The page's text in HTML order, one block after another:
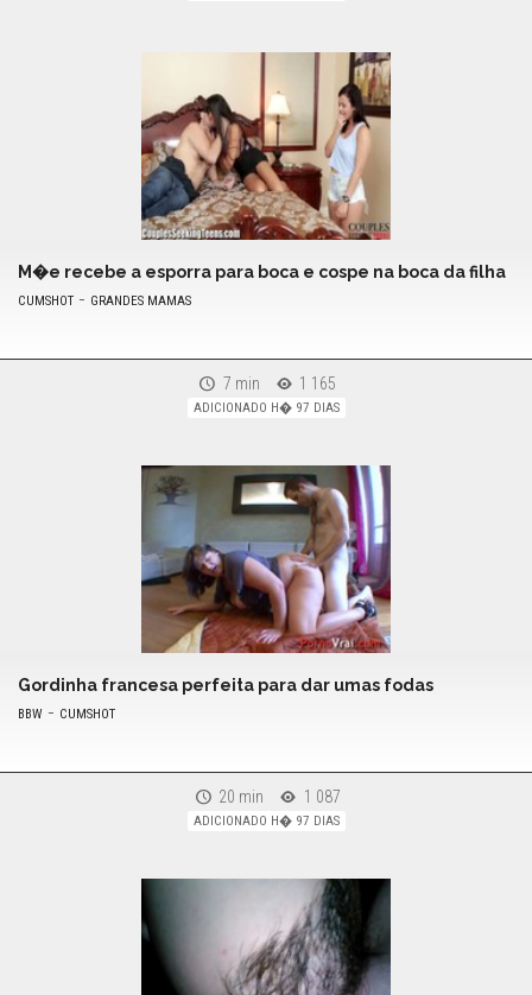
M�e recebe a esporra para boca e cospe na boca da filha
CUMSHOT - GRANDES MAMAS
7 min 1 165
ADICIONADO H� 97 DIAS
Gordinha francesa perfeita para dar umas fodas
BBW - CUMSHOT
20 min 1 087
ADICIONADO H� 97 DIAS